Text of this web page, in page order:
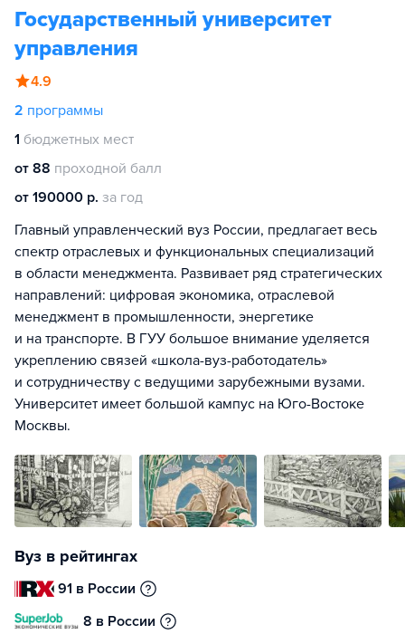
Государственный университет
управления
4.9
2 программы
1 бюджетных мест
от 88 проходной балл
от 190000 р. за год
Главный управленческий вуз России, предлагает весь
спектр отраслевых и функциональных специализаций
в области менеджмента. Развивает ряд стратегических
направлений: цифровая экономика, отраслевой
менеджмент в промышленности, энергетике
и на транспорте. В ГУУ большое внимание уделяется
укреплению связей «школа-вуз-работодатель»
и сотрудничеству с ведущими зарубежными вузами.
Университет имеет большой кампус на Юго-Востоке
Москвы.
Вуз в рейтингах
91 в России
8 в России